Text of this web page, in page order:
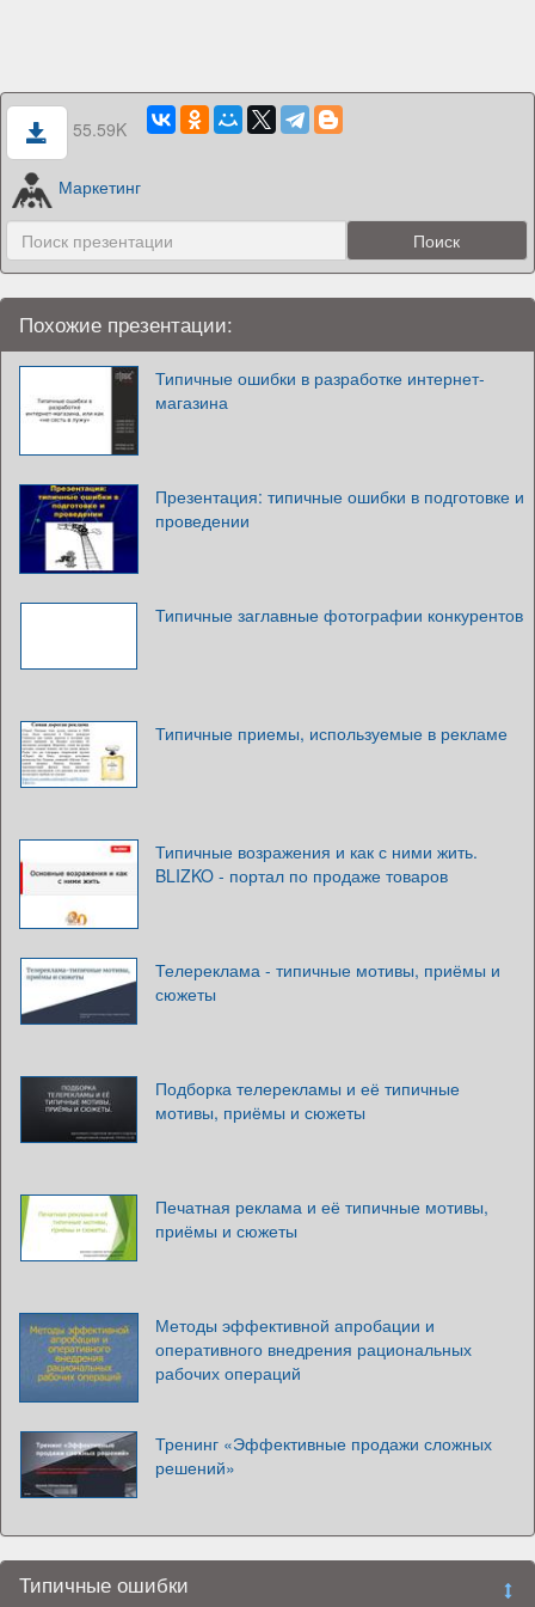
55.59K
Маркетинг
Похожие презентации:
Типичные ошибки в разработке интернет-
магазина
Презентация: типичные ошибки в подготовке и
проведении
Типичные заглавные фотографии конкурентов
Типичные приемы, используемые в рекламе
Типичные возражения и как с ними жить.
BLIZKO - портал по продаже товаров
Телереклама - типичные мотивы, приёмы и
сюжеты
Подборка телерекламы и её типичные
мотивы, приёмы и сюжеты
Печатная реклама и её типичные мотивы,
приёмы и сюжеты
Методы эффективной апробации и
оперативного внедрения рациональных
рабочих операций
Тренинг «Эффективные продажи сложных
решений»
Типичные ошибки